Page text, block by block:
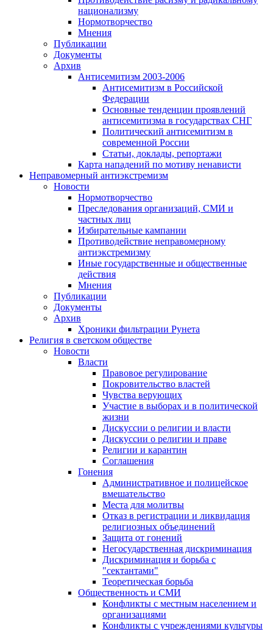
национализму
Нормотворчество
Мнения
Публикации
Документы
Архив
Антисемитизм 2003-2006
Антисемитизм в Российской
Федерации
Основные тенденции проявлений
антисемитизма в государствах СНГ
Политический антисемитизм в
современной России
Статьи, доклады, репортажи
Карта нападений по мотиву ненависти
Неправомерный антиэкстремизм
Новости
Нормотворчество
Преследования организаций, СМИ и
частных лиц
Избирательные кампании
Противодействие неправомерному
антиэкстремизму
Иные государственные и общественные
действия
Мнения
Публикации
Документы
Архив
Хроники фильтрации Рунета
Религия в светском обществе
Новости
Власти
Правовое регулирование
Покровительство властей
Чувства верующих
Участие в выборах и в политической
жизни
Дискуссии о религии и власти
Дискуссии о религии и праве
Религии и карантин
Соглашения
Гонения
Административное и полицейское
вмешательство
Места для молитвы
Отказ в регистрации и ликвидация
религиозных объединений
Защита от гонений
Негосударственная дискриминация
Дискриминация и борьба с
"сектантами"
Теоретическая борьба
Общественность и СМИ
Конфликты с местным населением и
организациями
Конфликты с учреждениями культуры